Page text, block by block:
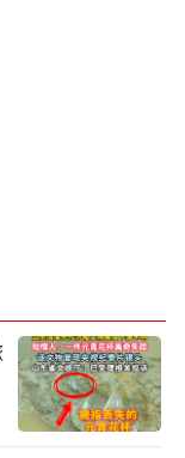
式处理的交
万笔，交易总
期增长了5.29
士在中国的旅
任编辑：卢其龙 CN07